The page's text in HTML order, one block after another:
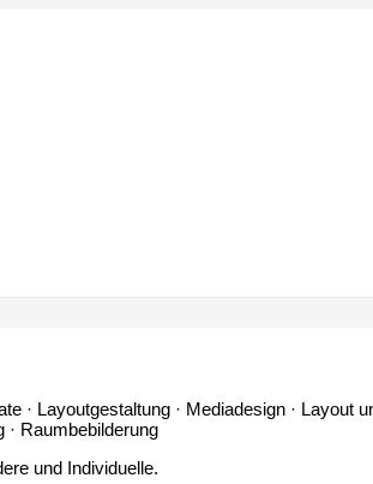
· Layoutgestaltung · Mediadesign ·
· Raumbebilderung
und Individuelle.